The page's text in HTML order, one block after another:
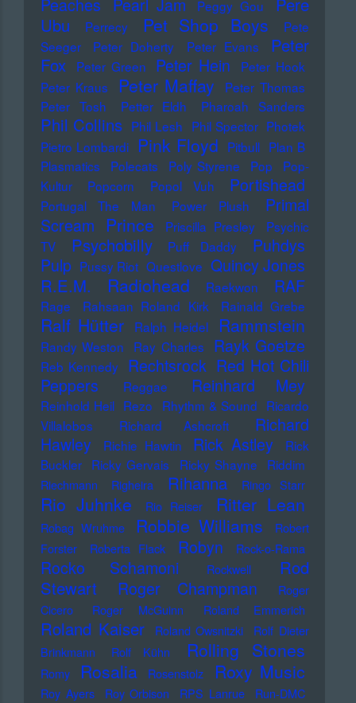
Peaches Pearl Jam Peggy Gou
Pere
Ubu
Perrecy Pet Shop Boys
Pete
Seeger
Peter Doherty Peter Evans
Peter
Fox
Peter Green Peter Hein
Peter Hook
Peter Kraus
Peter Maffay
Peter Thomas
Peter Tosh
Petter Eldh Pharoah Sanders
Phil Collins Phil Lesh Phil Spector Photek
Pietro Lombardi
Pink Floyd Pitbull Plan B
Plasmatics
Polecats Poly Styrene Pop
Pop-
Kultur
Popcorn Popol Vuh Portishead
Portugal The Man Power Plush
Primal
Scream
Prince Priscilla Presley
Psychic
TV
Psychobilly Puff Daddy
Puhdys
Pulp Pussy Riot Questlove Quincy Jones
R.E.M. Radiohead Raekwon RAF
Rage Rahsaan Roland Kirk Rainald Grebe
Ralf Hütter Ralph Heidel Rammstein
Randy Weston Ray Charles Rayk Goetze
Reb Kennedy Rechtsrock Red Hot Chili
Peppers
Reggae Reinhard Mey
Reinhold Heil Rezo Rhythm & Sound Ricardo
Villalobos
Richard Ashcroft
Richard
Hawley
Richie Hawtin Rick Astley
Rick
Buckler
Ricky Gervais Ricky Shayne Riddim
Riechmann Righeira Rihanna Ringo Starr
Rio Juhnke Rio Reiser Ritter Lean
Robag Wruhme Robbie Williams
Robert
Forster
Roberta Flack Robyn Rock-o-Rama
Rocko Schamoni Rockwell
Rod
Stewart
Roger Champman
Roger
Cicero
Roger McGuinn Roland Emmerich
Roland Kaiser Roland Owsnitzki
Rolf Dieter
Brinkmann
Rolf Kühn Rolling Stones
Romy Rosalia Rosenstolz Roxy Music
Roy Ayers Roy Orbison RPS Lanrue
Run-DMC